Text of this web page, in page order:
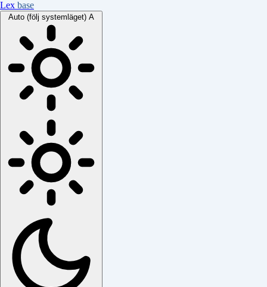
Lex base
Auto (följ systemläget) A